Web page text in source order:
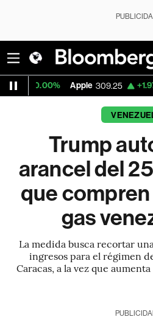
Apple 309.25 +1.97% USD
Trump
arancel del
que
gas
La medida busca recortar
ingresos para el régimen
Caracas, a la vez que